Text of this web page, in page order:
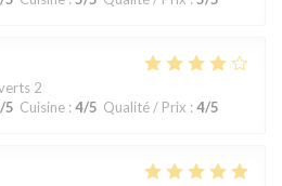
2
/5 Cuisine : 4/5 Qualité / Prix : 4/5